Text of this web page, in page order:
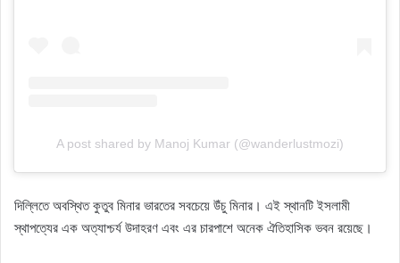
A post shared by Manoj Kumar (@wanderlustmozi)
দিল্লিতে অবস্থিত কুতুব মিনার ভারতের সবচেয়ে উঁচু মিনার। এই স্থানটি ইসলামী
স্থাপত্যের এক অত্যাশ্চর্য উদাহরণ এবং এর চারপাশে অনেক ঐতিহাসিক ভবন রয়েছে।